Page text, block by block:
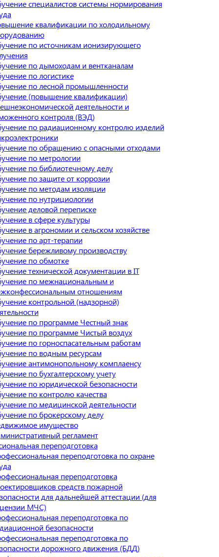
специалистов системы нормирования
квалификации по холодильному
по источникам ионизирующего
по дымоходам и вентканалам
по логистике
по лесной промышленности
(повышение квалификации)
деятельности и
контроля (ВЭД)
по радиационному контролю изделий
по обращению с опасными отходами
по метрологии
по библиотечному делу
по защите от коррозии
по методам изоляции
по нутрициологии
деловой переписке
в сфере культуры
в агрономии и сельском хозяйстве
по арт-терапии
бережливому производству
по обмотке
технической документации в IT
по межнациональным и
отношениям
контрольной (надзорной)
по программе Честный знак
по программе Чистый воздух
по горноспасательным работам
по водным ресурсам
антимонопольному комплаенсу
по бухгалтерскому учету
по юридической безопасности
по контролю качества
по медицинской деятельности
по брокерскому делу
имущество
регламент
переподготовка
переподготовка по охране
переподготовка
средств пожарной
для дальнейшей аттестации (для
МЧС)
переподготовка по
безопасности
переподготовка по
дорожного движения (БДД)